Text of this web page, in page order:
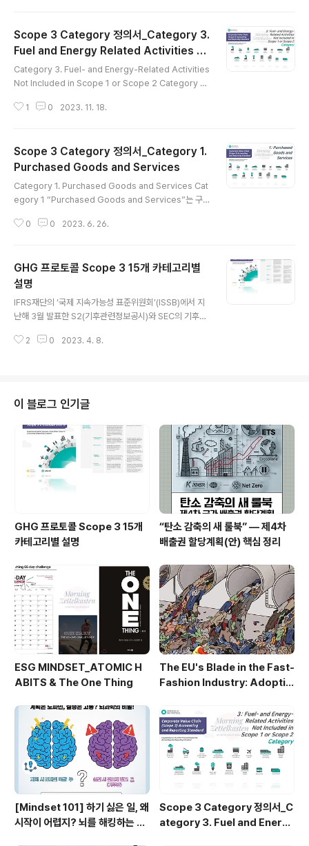
ain에 따른 활동 구분을 이해하는 것이 중요합니다. 1. 에너
지 관련 활동의 Scope 분류 "Corporate Value Chain
d"에 따른 “Category 3. Sc..
Scope 3 Category 정의서_Category 3.
Fuel and Energy Related Activities C
alculating Methods
Category 3. Fuel- and Energy-Related Activities
Not Included in Scope 1 or Scope 2 Category C
ot Included in Scope 1 or Scope 2 Category"는
ain에 따른 활동 구분을 이해하는 것이 중요합니다. 1. Cat
egory 3 에너지 관련 활동별 4가지 Case 분류 지난 Sc
ty Value Chain"에 따른 배출량 산정 ..
1 0 2023. 11. 18.
Scope 3 Category 정의서_Category 1.
Purchased Goods and Services
Category 1. Purchased Goods and Services Cat
egory 1 “Purchased Goods and Services”는 구
념인 “Cradle-to-Gate(생산부터 출고까지)”를 이해하
배출량을 의미합니다.(Category 2 ~ 8에 포함되는 것 제
외) 자사가 구입・취득한 원재료, 중간 제품, 최종 제품(매
입 상품을 포함한다) 자사가 구입・취득한 소프트웨어 등
의 서비스 직접 조달(사업자의 제품 제조에 직접 관계하는
물품 등) 외에도 간접 조달(제품의 제조에 직접 관여하지
않는 물품·서비스)도 포함됩니..
0 0 2023. 6. 26.
GHG 프로토콜 Scope 3 15개 카테고리별
설명
IFRS재단의 ‘국제 지속가능성 표준위원회’(ISSB)에서 지
난해 3월 발표한 S2(기후관련정보공시)와 SEC의 기후관
고 있습니다. 특히, ISSB의 IFRS S2 ’기후 관련 공시‘(23.
집니다. GHG(Greenhouse Gas) 프로토콜은 국제적으
로 인정된 온실가스 배출량 산정과 보고에 관한 파트너십
으로 온실가스 회계처리 및 보고 기준을 제공하고 있습니
다. Scope 3 온실가스 회계처리 보고기준(Scope 3 GH
G Protocol Accounting and Stand..
2 0 2023. 4. 8.
이 블로그 인기글
GHG 프로토콜 Scope 3 15개
카테고리별 설명
“탄소 감축의 새 룰북” — 제4차
배출권 할당계획(안) 핵심 정리
ESG MINDSET_ATOMIC H
ABITS & The One Thing
The EU's Blade in the Fast-
Fashion Industry: Adoptio
esponsibility (EPR) for Ap
parel Waste Disposal
[Mindset 101] 하기 싫은 일, 왜
시작이 어렵지? 뇌를 해킹하는 5
Scope 3 Category 정의서_C
ategory 3. Fuel and Energy